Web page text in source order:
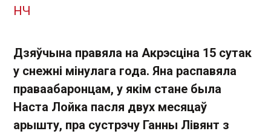
НЧ
Дзяўчына правяла на Акрэсціна 15 сутак
у снежні мінулага года. Яна распавяла
праваабаронцам, у якім стане была
Наста Лойка пасля двух месяцаў
арышту, пра сустрэчу Ганны Лівянт з